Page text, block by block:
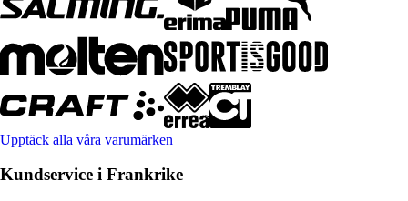
Upptäck alla våra varumärken
Kundservice i Frankrike